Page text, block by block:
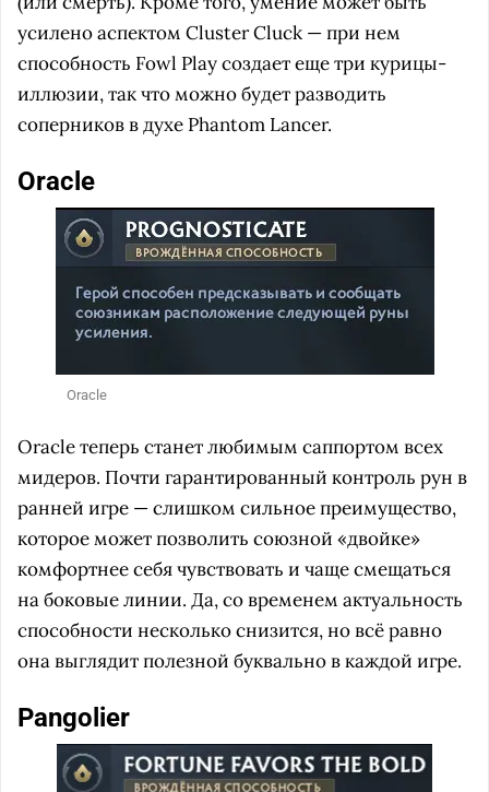
усилено аспектом Cluster Cluck — при нем
способность Fowl Play создает еще три курицы-
иллюзии, так что можно будет разводить
соперников в духе Phantom Lancer.
Oracle
Oracle
Oracle теперь станет любимым саппортом всех
мидеров. Почти гарантированный контроль рун в
ранней игре — слишком сильное преимущество,
которое может позволить союзной «двойке»
комфортнее себя чувствовать и чаще смещаться
на боковые линии. Да, со временем актуальность
способности несколько снизится, но всё равно
она выглядит полезной буквально в каждой игре.
Pangolier